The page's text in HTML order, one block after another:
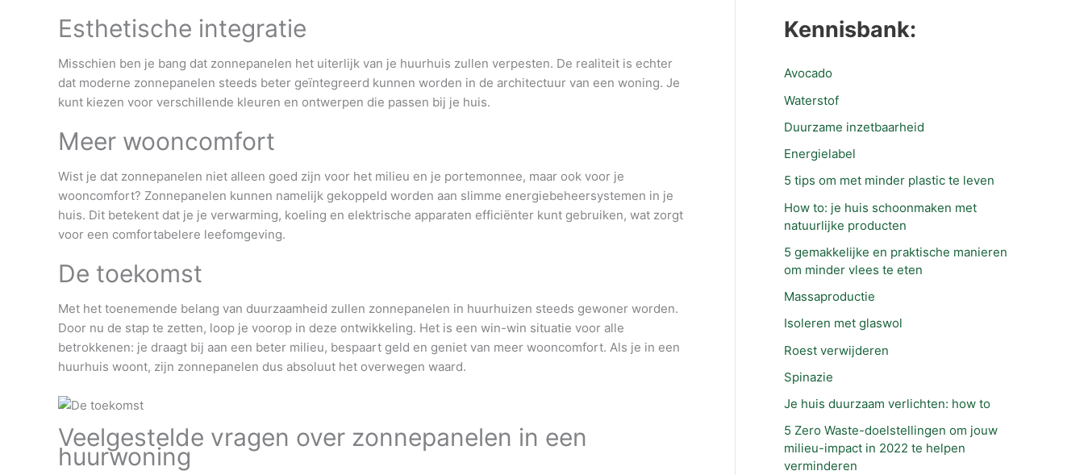
Esthetische integratie
Misschien ben je bang dat zonnepanelen het uiterlijk van je huurhuis zullen verpesten. De realiteit is echter
dat moderne zonnepanelen steeds beter geïntegreerd kunnen worden in de architectuur van een woning. Je
kunt kiezen voor verschillende kleuren en ontwerpen die passen bij je huis.
Meer wooncomfort
Wist je dat zonnepanelen niet alleen goed zijn voor het milieu en je portemonnee, maar ook voor je
wooncomfort? Zonnepanelen kunnen namelijk gekoppeld worden aan slimme energiebeheersystemen in je
huis. Dit betekent dat je je verwarming, koeling en elektrische apparaten efficiënter kunt gebruiken, wat zorgt
voor een comfortabelere leefomgeving.
De toekomst
Met het toenemende belang van duurzaamheid zullen zonnepanelen in huurhuizen steeds gewoner worden.
Door nu de stap te zetten, loop je voorop in deze ontwikkeling. Het is een win-win situatie voor alle
betrokkenen: je draagt bij aan een beter milieu, bespaart geld en geniet van meer wooncomfort. Als je in een
huurhuis woont, zijn zonnepanelen dus absoluut het overwegen waard.
Veelgestelde vragen over zonnepanelen in een
huurwoning
Kennisbank:
Avocado
Waterstof
Duurzame inzetbaarheid
Energielabel
5 tips om met minder plastic te leven
How to: je huis schoonmaken met
natuurlijke producten
5 gemakkelijke en praktische manieren
om minder vlees te eten
Massaproductie
Isoleren met glaswol
Roest verwijderen
Spinazie
Je huis duurzaam verlichten: how to
5 Zero Waste-doelstellingen om jouw
milieu-impact in 2022 te helpen
verminderen